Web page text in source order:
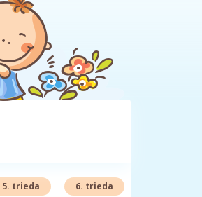
5. trieda 6. trieda